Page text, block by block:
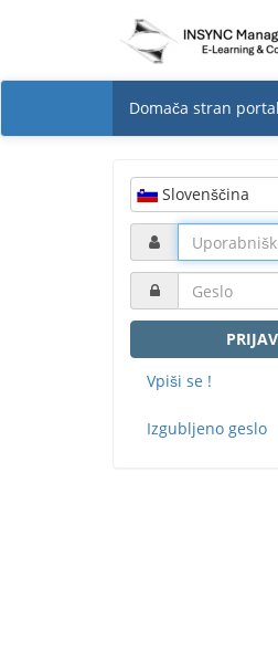
Domača stran
Slovenščina
Vpiši se !
Izgubljeno geslo